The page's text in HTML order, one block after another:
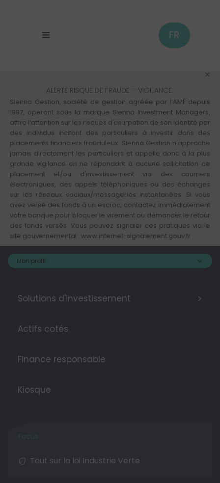
FR
ALERTE RISQUE DE FRAUDE – VIGILANCE
Sienna Gestion, société de gestion agréée par l’AMF depuis
1997, opérant sous la marque Sienna Investment Managers,
attire l’attention sur les risques d'usurpation de son identité par
des individus incitant des particuliers à investir dans des
placements financiers frauduleux. Sienna Gestion n'approche
jamais directement les particuliers et appelle donc à la plus
grande vigilance en ne répondant à aucune sollicitation de
placement et/ou d'investissement via des courriers
électroniques, des appels téléphoniques ou des échanges
sur les réseaux sociaux/messageries instantanées. Si vous
avez versé des fonds à un escroc, contactez immédiatement
votre banque pour bloquer le virement ou demander le retour
des fonds versés. Vous pouvez signaler ces pratiques via le
site gouvernemental : www.internet-signalement.gouv.fr
Mon profil :
Solutions d'investissement >
Actifs cotés
Finance responsable
Kiosque
Tout sur la loi Industrie Verte